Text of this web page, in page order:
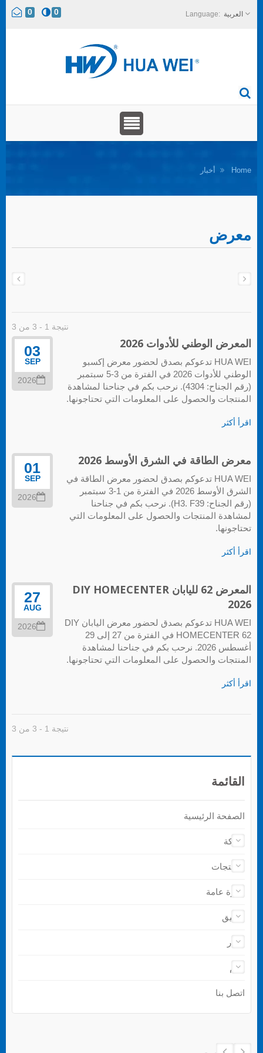
0 0 العربية
Home أخبار
معرض
نتيجة 1 - 3 من 3
03
SEP
2026
المعرض الوطني للأدوات 2026
HUA WEI تدعوكم بصدق لحضور معرض إكسبو
الوطني للأدوات 2026 في الفترة من 3-5 سبتمبر
(رقم الجناح: 4304). نرحب بكم في جناحنا لمشاهدة
المنتجات والحصول على المعلومات التي تحتاجونها.
اقرأ أكثر
01
SEP
2026
معرض الطاقة في الشرق الأوسط 2026
HUA WEI تدعوكم بصدق لحضور معرض الطاقة في
الشرق الأوسط 2026 في الفترة من 1-3 سبتمبر
(رقم الجناح: H3. F39). نرحب بكم في جناحنا
لمشاهدة المنتجات والحصول على المعلومات التي
تحتاجونها.
اقرأ أكثر
27
AUG
2026
المعرض 62 لليابان DIY HOMECENTER
2026
HUA WEI تدعوكم بصدق لحضور معرض اليابان DIY
HOMECENTER 62 في الفترة من 27 إلى 29
أغسطس 2026. نرحب بكم في جناحنا لمشاهدة
المنتجات والحصول على المعلومات التي تحتاجونها.
اقرأ أكثر
نتيجة 1 - 3 من 3
القائمة
الصفحة الرئيسية
شركة
المنتجات
نظرة عامة
تطبيق
أخبار
دعم
اتصل بنا